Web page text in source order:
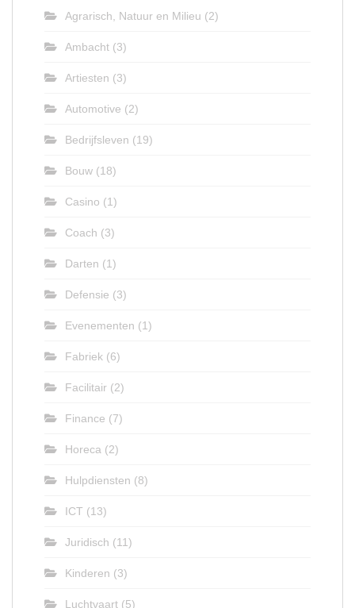
Agrarisch, Natuur en Milieu (2)
Ambacht (3)
Artiesten (3)
Automotive (2)
Bedrijfsleven (19)
Bouw (18)
Casino (1)
Coach (3)
Darten (1)
Defensie (3)
Evenementen (1)
Fabriek (6)
Facilitair (2)
Finance (7)
Horeca (2)
Hulpdiensten (8)
ICT (13)
Juridisch (11)
Kinderen (3)
Luchtvaart (5)